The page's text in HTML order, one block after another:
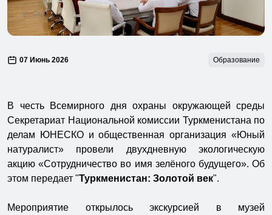
07 Июнь 2026 Образование
В честь Всемирного дня охраны окружающей среды
Секретариат Национальной комиссии Туркменистана по
делам ЮНЕСКО и общественная организация «Юный
натуралист» провели двухдневную экологическую
акцию «Сотрудничество во имя зелёного будущего». Об
этом передает "Туркменистан: Золотой век".
Мероприятие открылось экскурсией в музей